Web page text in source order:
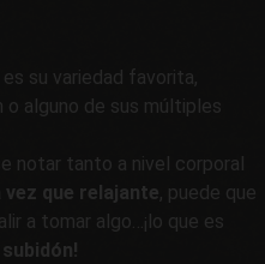
su variedad favorita,
o alguno de sus múltiples
notar tanto a nivel corporal
que relajante, puede que
a tomar algo…¡lo que es